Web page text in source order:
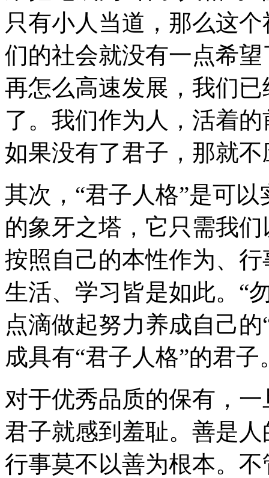
只有小人当道，那么这
们的社会就没有一点希
再怎么高速发展，我们
了。我们作为人，活着
如果没有了君子，那就
其次， “君子人格”是可以
的象牙之塔，它只需我们
按照自己的本性作为、
生活、学习皆是如此。 “
点滴做起努力养成自己的
成具有“君子人格”的君子
对于优秀品质的保有，
君子就感到羞耻。善是
行事莫不以善为根本。